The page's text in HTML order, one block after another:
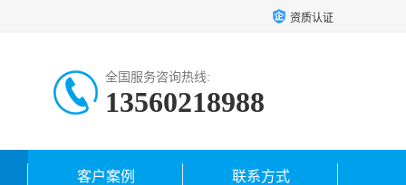
资质认证
全国服务咨询热线:
13560218988
客户案例 联系方式